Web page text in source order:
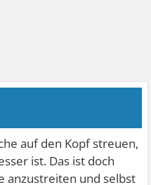
auf den Kopf streuen,
ist. Das ist doch
anzustreiten und selbst